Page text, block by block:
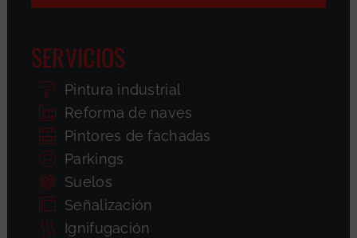
SERVICIOS
Pintura industrial
Reforma de naves
Pintores de fachadas
Parkings
Suelos
Señalización
Ignifugación